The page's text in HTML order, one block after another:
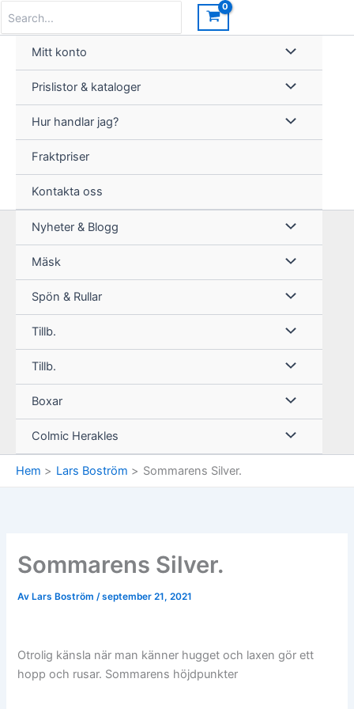
innehåll
for:
Mitt konto
Prislistor & kataloger
Hur handlar jag?
Fraktpriser
Kontakta oss
Nyheter & Blogg
Mäsk
Spön & Rullar
Tillb.
Tillb.
Boxar
Colmic Herakles
Hem Lars Boström Sommarens Silver.
Sommarens Silver.
Av Lars Boström/september 21, 2021
Otrolig känsla när man känner hugget och laxen gör ett
hopp och rusar. Sommarens höjdpunkter